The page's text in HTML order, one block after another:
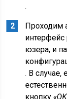
.
Проходим
юзера, и
. В случае,
кнопку«OK